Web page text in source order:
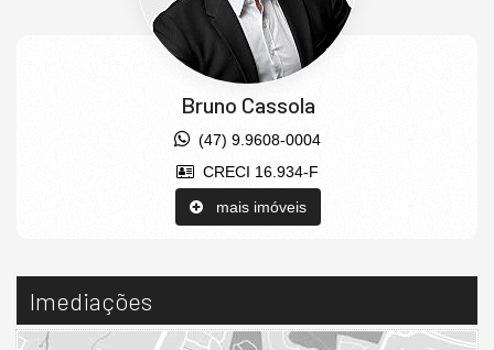
Bruno Cassola
(47) 9.9608-0004
CRECI 16.934-F
mais imóveis
Imediações